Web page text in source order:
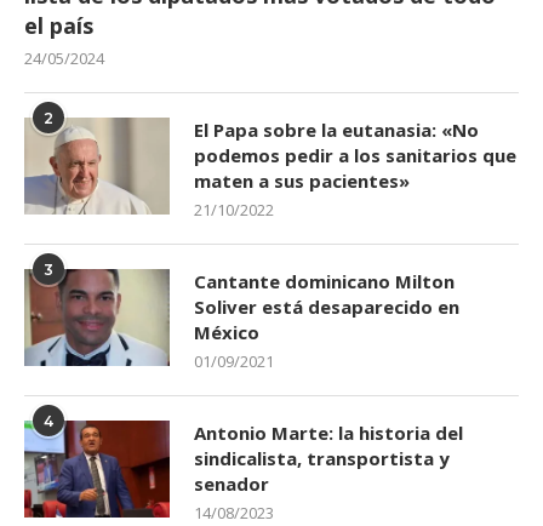
el país
24/05/2024
2
El Papa sobre la eutanasia: «No
podemos pedir a los sanitarios que
maten a sus pacientes»
21/10/2022
3
Cantante dominicano Milton
Soliver está desaparecido en
México
01/09/2021
4
Antonio Marte: la historia del
sindicalista, transportista y
senador
14/08/2023